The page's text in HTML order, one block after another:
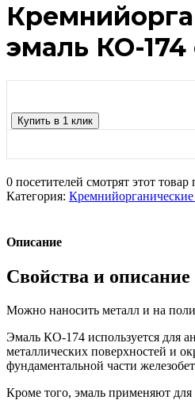
эмаль КО-174
Купить в 1 клик
0 посетителей смотрят этот товар
Категория:
Описание
Свойства и
Можно наносить металл и на
Эмаль КО-174 используется для
металлических поверхностей и
фундаментальной части
Кроме того, эмаль применяют